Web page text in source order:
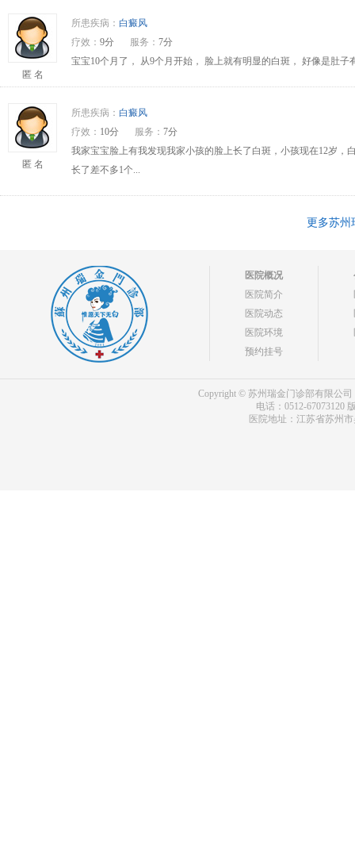
匿 名
所患疾病： 白癜风
疗效： 9分 服务： 7分
宝宝10个月了， 从9个月开始， 脸上就有明显的白斑， 好像是肚
匿 名
所患疾病： 白癜风
疗效： 10分 服务： 7分
我家宝宝脸上有我发现我家小孩的脸上长了白斑，小孩现在12岁
长了差不多1个...
更多苏州
医院概况
医院简介
医院动态
医院环境
预约挂号
Copyright © 苏州瑞金门诊部有限公司
电话：0512-67073120
医院地址：江苏省苏州